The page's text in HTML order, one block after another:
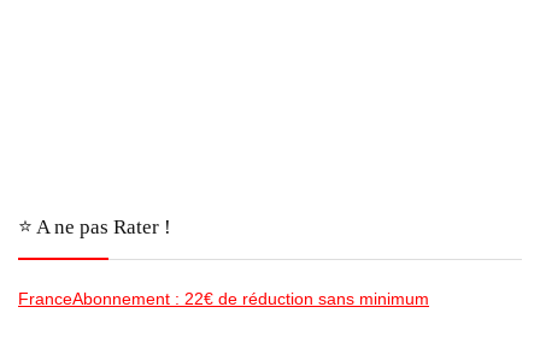
⭐️ A ne pas Rater !
FranceAbonnement : 22€ de réduction sans minimum